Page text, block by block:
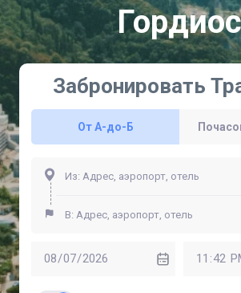
Гордиос
Забронировать
От A-до-Б